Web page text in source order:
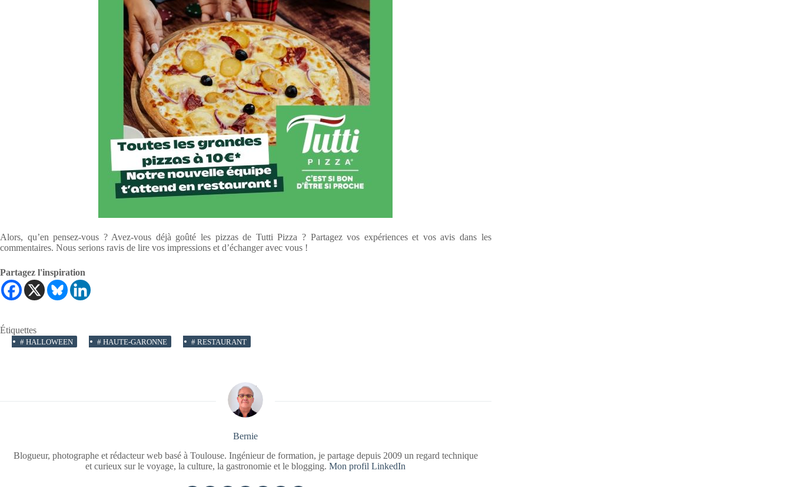
Alors, qu’en pensez-vous ? Avez-vous déjà goûté les pizzas de Tutti Pizza ? Partagez vos expériences et vos avis dans les
commentaires. Nous serions ravis de lire vos impressions et d’échanger avec vous !
Partagez l'inspiration
Étiquettes
# HALLOWEEN # HAUTE-GARONNE # RESTAURANT
Bernie
Blogueur, photographe et rédacteur web basé à Toulouse. Ingénieur de formation, je partage depuis 2009 un regard technique
et curieux sur le voyage, la culture, la gastronomie et le blogging.Mon profil LinkedIn